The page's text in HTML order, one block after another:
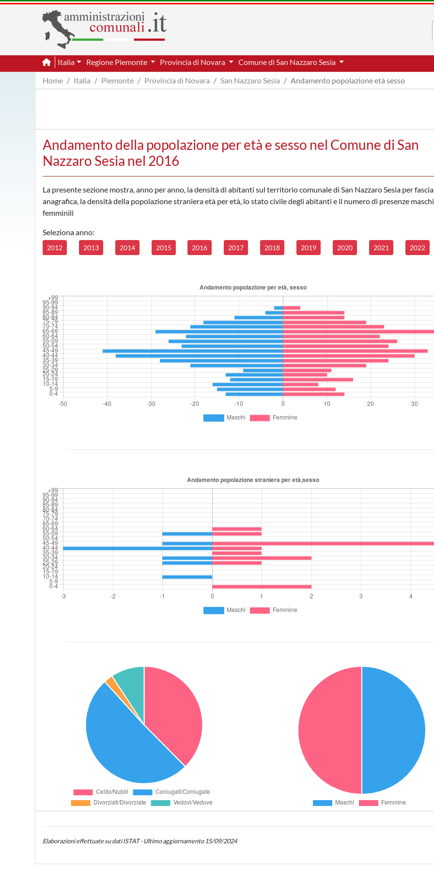
Italia Regione Piemonte Provincia di Novara
Comune di San Nazzaro Sesia
Home
Italia Piemonte Provincia di Novara San Nazzaro Sesia Andamento popolazione età sesso
Andamento della popolazione per età e sesso nel Comune di San
Nazzaro Sesia nel 2016
La presente sezione mostra, anno per anno, la densità di abitanti sul territorio comunale di San Nazzaro Sesia per fascia
anagrafica, la densità della popolazione straniera età per età, lo stato civile degli abitanti e il numero di presenze
femminili
Seleziona anno:
2012 2013 2014 2015 2016 2017 2018 2019 2020 2021 2022
Elaborazioni effettuate su dati ISTAT - Ultimo aggiornamento 15/09/2024